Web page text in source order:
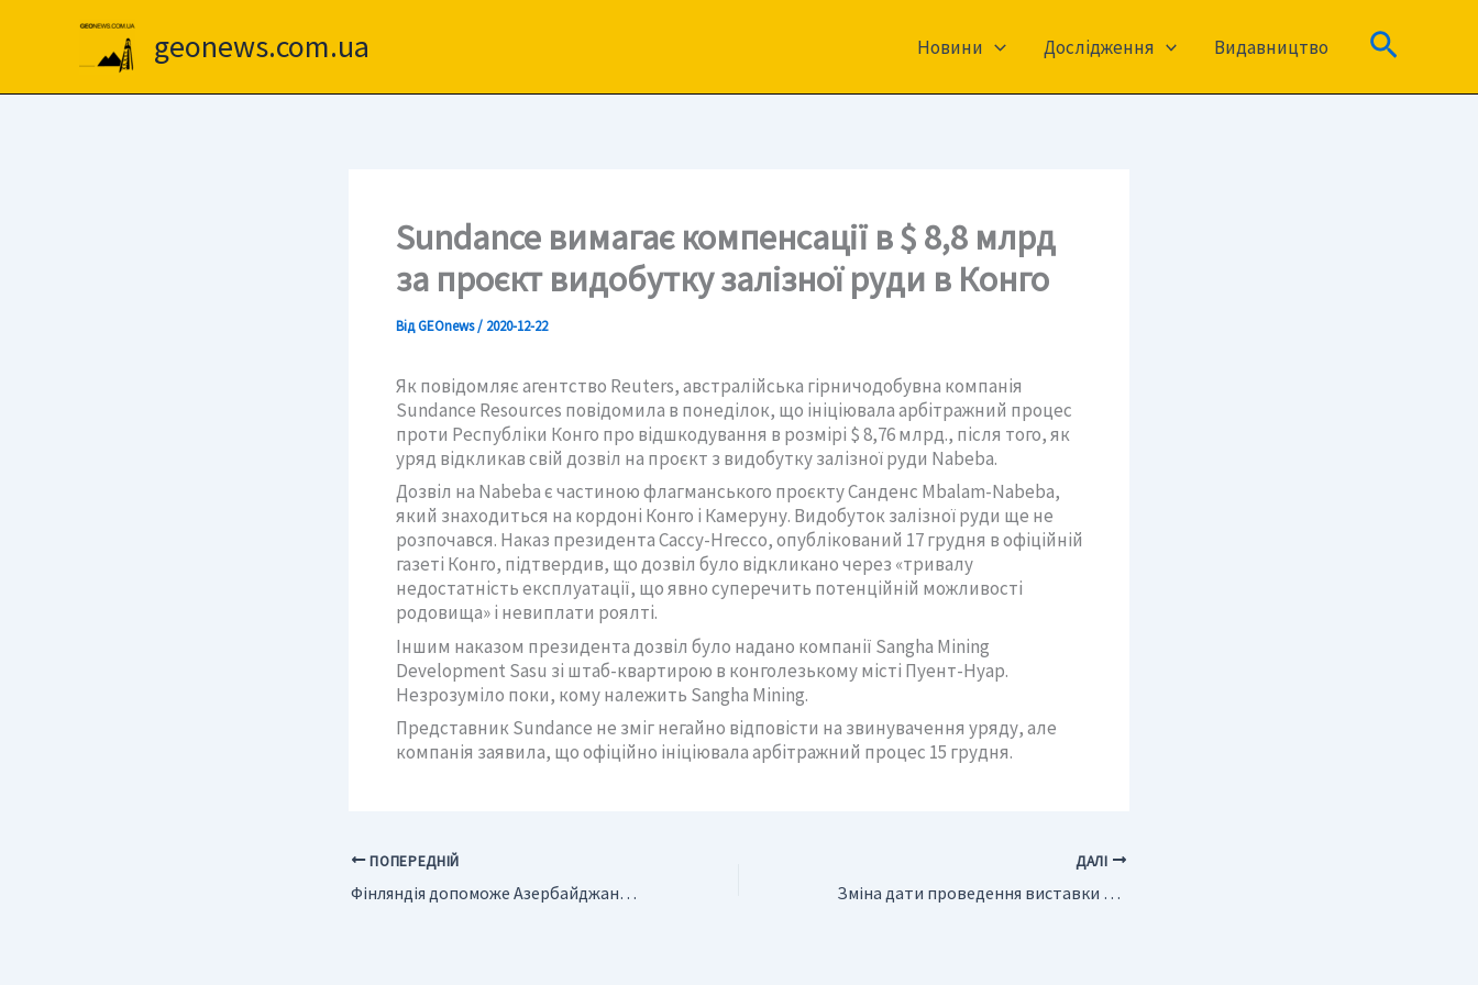
geonews.com.ua Новини Дослідження Видавництво Пошук
Sundance вимагає компенсації в $ 8,8 млрд
за проєкт видобутку залізної руди в Конго
ВідGEOnews/ 2020-12-22
Як повідомляє агентство Reuters, австралійська гірничодобувна компанія
Sundance Resources повідомила в понеділок, що ініціювала арбітражний процес
проти Республіки Конго про відшкодування в розмірі $ 8,76 млрд., після того, як
уряд відкликав свій дозвіл на проєкт з видобутку залізної руди Nabeba.
Дозвіл на Nabeba є частиною флагманського проєкту Санденс Mbalam-Nabeba,
який знаходиться на кордоні Конго і Камеруну. Видобуток залізної руди ще не
розпочався. Наказ президента Сассу-Нгессо, опублікований 17 грудня в офіційній
газеті Конго, підтвердив, що дозвіл було відкликано через «тривалу
недостатність експлуатації, що явно суперечить потенційній можливості
родовища» і невиплати роялті.
Іншим наказом президента дозвіл було надано компанії Sangha Mining
Development Sasu зі штаб-квартирою в конголезькому місті Пуент-Нуар.
Незрозуміло поки, кому належить Sangha Mining.
Представник Sundance не зміг негайно відповісти на звинувачення уряду, але
компанія заявила, що офіційно ініціювала арбітражний процес 15 грудня.
ПОПЕРЕДНІЙ
Фінляндія допоможе Азербайджану диверсифікувати економіку від нафти і газу
ДАЛІ
Зміна дати проведення виставки “Нафта. Газ. Сервіс-2021”